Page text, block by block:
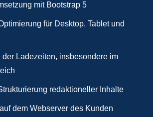
mit Bootstrap 5
für Desktop, Tablet und
der Ladezeiten, insbesondere im
redaktioneller Inhalte
dem Webserver des Kunden